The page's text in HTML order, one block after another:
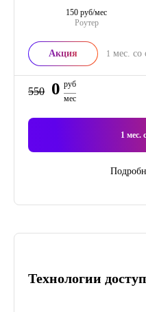
Роутер
150 руб/мес
Акция 1 мес. со
550 0 руб
мес
1мес.
Технологии